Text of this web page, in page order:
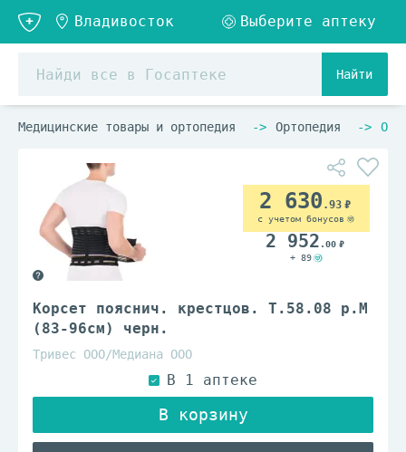
Найти
Медицинские товары и ортопедия Ортопедия
Корсет пояснич. крестцов. Т.58.08 р.М
(83-96см) черн.
Тривес ООО/Медиана ООО
2 630 .93
с учетом бонусов
2 952 .00
+ 89